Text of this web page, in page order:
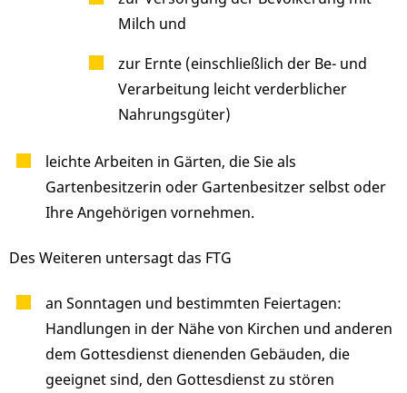
Milch und
zur Ernte (einschließlich der Be- und
Verarbeitung leicht verderblicher
Nahrungsgüter)
leichte Arbeiten in Gärten, die Sie als
Gartenbesitzerin oder Gartenbesitzer selbst oder
Ihre Angehörigen vornehmen.
Des Weiteren untersagt das FTG
an Sonntagen und bestimmten Feiertagen:
Handlungen in der Nähe von Kirchen und anderen
dem Gottesdienst dienenden Gebäuden, die
geeignet sind, den Gottesdienst zu stören